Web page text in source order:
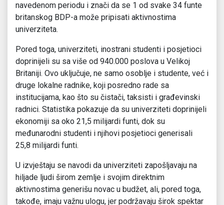
navedenom periodu i znači da se 1 od svake 34 funte
britanskog BDP-a može pripisati aktivnostima
univerziteta.
Pored toga, univerziteti, inostrani studenti i posjetioci
doprinijeli su sa više od 940.000 poslova u Velikoj
Britaniji. Ovo uključuje, ne samo osoblje i studente, već i
druge lokalne radnike, koji posredno rade sa
institucijama, kao što su čistači, taksisti i građevinski
radnici. Statistika pokazuje da su univerziteti doprinijeli
ekonomiji sa oko 21,5 milijardi funti, dok su
međunarodni studenti i njihovi posjetioci generisali
25,8 milijardi funti.
U izvještaju se navodi da univerziteti zapošljavaju na
hiljade ljudi širom zemlje i svojim direktnim
aktivnostima generišu novac u budžet, ali, pored toga,
takođe, imaju važnu ulogu, jer podržavaju širok spektar